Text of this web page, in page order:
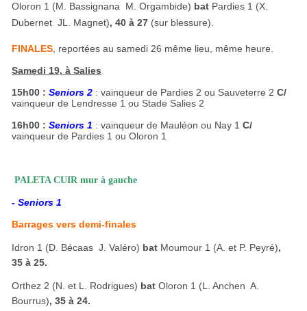
Oloron 1 (M. Bassignana  M. Orgambide) bat Pardies 1 (X.
Dubernet  JL. Magnet), 40 à 27 (sur blessure).
FINALES , reportées au samedi 26 même lieu, même heure.
Samedi 19, à Salies
15h00 :Seniors 2 : vainqueur de Pardies 2 ou Sauveterre 2C/
vainqueur de Lendresse 1 ou Stade Salies 2
16h00 :Seniors 1 : vainqueur de Mauléon ou Nay 1C/
vainqueur de Pardies 1 ou Oloron 1
PALETA CUIR mur à gauche
- Seniors 1
Barrages vers demi-finales
Idron 1 (D. Bécaas  J. Valéro) bat Moumour 1 (A. et P. Peyré),
35 à 25.
Orthez 2 (N. et L. Rodrigues) bat Oloron 1 (L. Anchen  A.
Bourrus), 35 à 24.